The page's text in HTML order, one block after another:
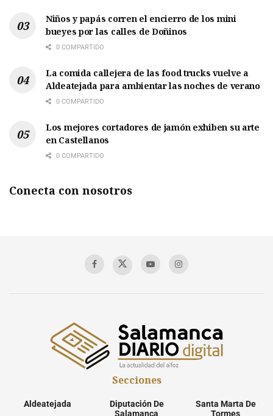
Niños y papás corren el encierro de los mini
bueyes por las calles de Doñinos
0 COMPARTIDO
La comida callejera de las food trucks vuelve a
Aldeatejada para ambientar las noches de verano
0 COMPARTIDO
Los mejores cortadores de jamón exhiben su arte
en Castellanos
0 COMPARTIDO
Conecta con nosotros
Secciones
Aldeatejada
Diputación De
Salamanca
Santa Marta De
Tormes